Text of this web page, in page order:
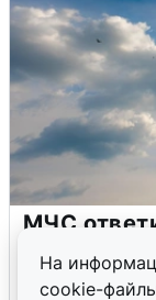
На
cookie-
МЧС
грохоте в
7 августа 0